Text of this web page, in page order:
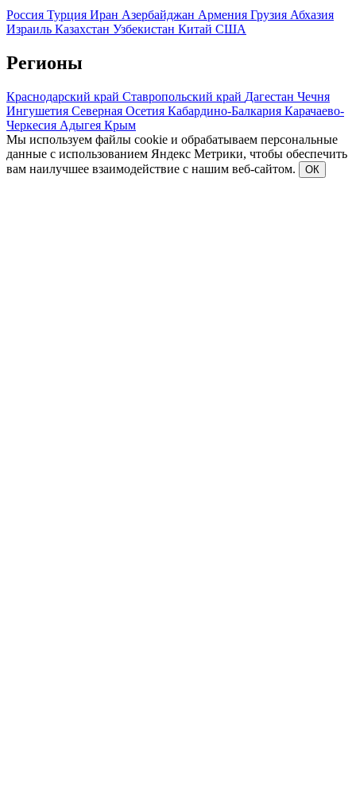
Россия Турция Иран Азербайджан Армения Грузия Абхазия
Израиль Казахстан Узбекистан Китай США
Регионы
Краснодарский край Ставропольский край Дагестан Чечня
Ингушетия Северная Осетия Кабардино-Балкария Карачаево-
Черкесия Адыгея Крым
Мы используем файлы cookie и обрабатываем персональные
данные с использованием Яндекс Метрики, чтобы обеспечить
вам наилучшее взаимодействие с нашим веб-сайтом.
ОК